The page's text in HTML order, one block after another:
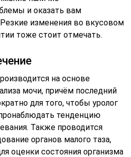
и оказать вам
изменения во вкусовом
тоже стоит отмечать.
на основе
мочи, причём последний
для того, чтобы уролог
тенденцию
Также проводится
органов малого таза,
оценки состояния организма